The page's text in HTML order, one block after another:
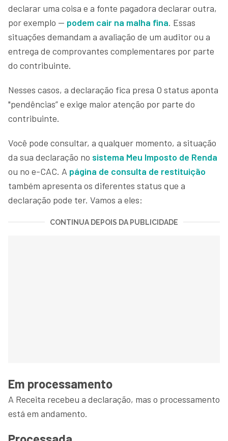
declarar uma coisa e a fonte pagadora declarar outra,
por exemplo — podem cair na malha fina. Essas
situações demandam a avaliação de um auditor ou a
entrega de comprovantes complementares por parte
do contribuinte.
Nesses casos, a declaração fica presa O status aponta
"pendências” e exige maior atenção por parte do
contribuinte.
Você pode consultar, a qualquer momento, a situação
da sua declaração no sistema Meu Imposto de Renda
ou no e-CAC. A página de consulta de restituição
também apresenta os diferentes status que a
declaração pode ter. Vamos a eles:
CONTINUA DEPOIS DA PUBLICIDADE
Em processamento
A Receita recebeu a declaração, mas o processamento
está em andamento.